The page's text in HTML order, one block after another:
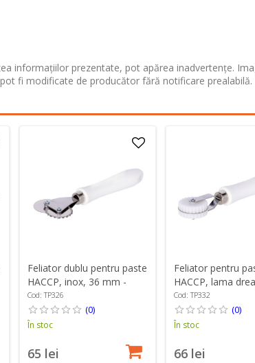
informațiilor prezentate, pot apărea inadvertențe.
fi modificate de producător fără notificare prealabilă.
Feliator dublu pentru paste
HACCP, inox, 36 mm -
Zokura
Cod: TP326
(0)
În stoc
65 lei
Feliator pentru
HACCP, lama
latime 14 mm -
Cod: TP332
(0)
În stoc
66 lei